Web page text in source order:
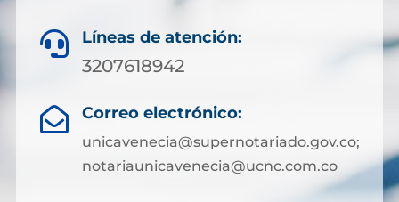
 Líneas de atención:
3207618942
 Correo electrónico:
unicavenecia@supernotariado.gov.co;
notariaunicavenecia@ucnc.com.co